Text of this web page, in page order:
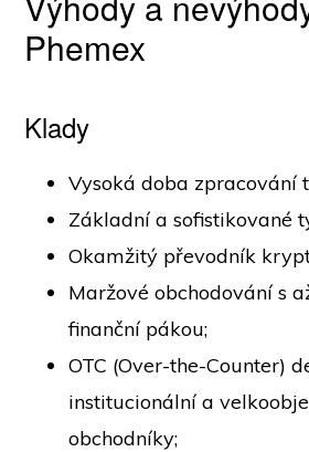
Phemex
Klady
Vysoká doba zpracování
Základní a sofistikované
Okamžitý převodník
Maržové obchodování s
finanční pákou;
OTC (Over-the-Counter)
institucionální a
obchodníky;